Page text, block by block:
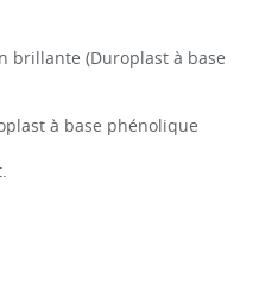
brillante (Duroplast à base
à base phénolique